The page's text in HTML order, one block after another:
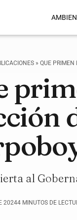
» QUE PRIMEN
al
20244 MINUTOS DE